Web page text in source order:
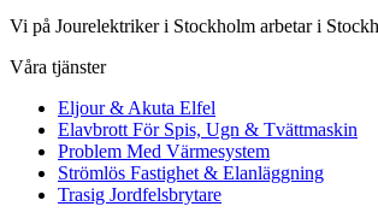
Vi på Jourelektriker i Stockholm arbetar i
Våra tjänster
Eljour & Akuta Elfel
Elavbrott För Spis, Ugn & Tvättmaskin
Problem Med Värmesystem
Strömlös Fastighet & Elanläggning
Trasig Jordfelsbrytare